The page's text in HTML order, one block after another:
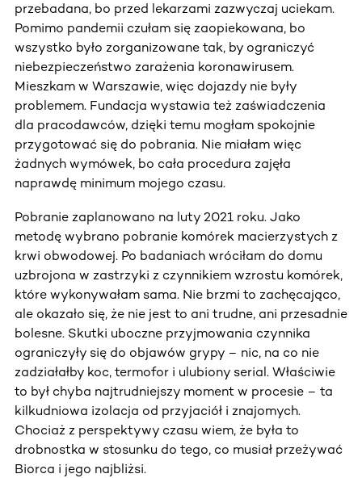
przebadana, bo przed lekarzami zazwyczaj uciekam.
Pomimo pandemii czułam się zaopiekowana, bo
wszystko było zorganizowane tak, by ograniczyć
niebezpieczeństwo zarażenia koronawirusem.
Mieszkam w Warszawie, więc dojazdy nie były
problemem. Fundacja wystawia też zaświadczenia
dla pracodawców, dzięki temu mogłam spokojnie
przygotować się do pobrania. Nie miałam więc
żadnych wymówek, bo cała procedura zajęła
naprawdę minimum mojego czasu.
Pobranie zaplanowano na luty 2021 roku. Jako
metodę wybrano pobranie komórek macierzystych z
krwi obwodowej. Po badaniach wróciłam do domu
uzbrojona w zastrzyki z czynnikiem wzrostu komórek,
które wykonywałam sama. Nie brzmi to zachęcająco,
ale okazało się, że nie jest to ani trudne, ani przesadnie
bolesne. Skutki uboczne przyjmowania czynnika
ograniczyły się do objawów grypy – nic, na co nie
zadziałałby koc, termofor i ulubiony serial. Właściwie
to był chyba najtrudniejszy moment w procesie – ta
kilkudniowa izolacja od przyjaciół i znajomych.
Chociaż z perspektywy czasu wiem, że była to
drobnostka w stosunku do tego, co musiał przeżywać
Biorca i jego najbliżsi.